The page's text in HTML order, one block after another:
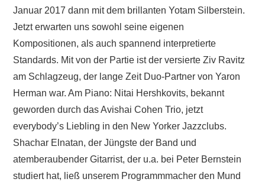
Januar 2017 dann mit dem brillanten Yotam Silberstein.
Jetzt erwarten uns sowohl seine eigenen
Kompositionen, als auch spannend interpretierte
Standards. Mit von der Partie ist der versierte Ziv Ravitz
am Schlagzeug, der lange Zeit Duo-Partner von Yaron
Herman war. Am Piano: Nitai Hershkovits, bekannt
geworden durch das Avishai Cohen Trio, jetzt
everybody’s Liebling in den New Yorker Jazzclubs.
Shachar Elnatan, der Jüngste der Band und
atemberaubender Gitarrist, der u.a. bei Peter Bernstein
studiert hat, ließ unserem Programmmacher den Mund